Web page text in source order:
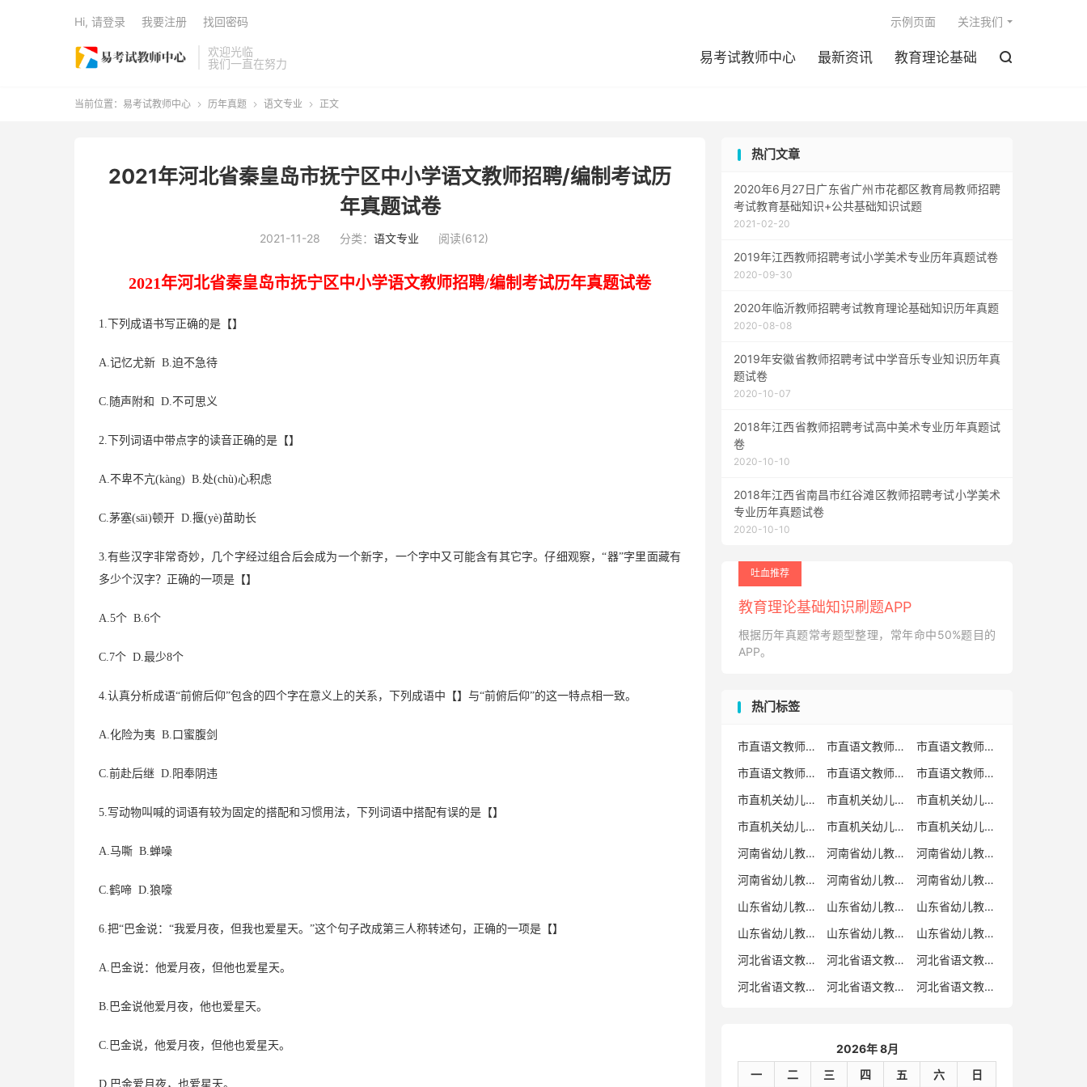
欢迎光临
我们一直在努力
易考试教师中心 最新资讯 教育理论基础 
示例页面 关注我们
Hi, 请登录 我要注册 找回密码
当前位置： 易考试教师中心  历年真题  语文专业  正文
2021年河北省秦皇岛市抚宁区中小学语文教师招聘/编制考试历
年真题试卷
2021-11-28 分类： 语文专业 阅读(612)
2021年河北省秦皇岛市抚宁区中小学语文教师招聘/编制考试历年真题试卷
1.下列成语书写正确的是【】
A.记忆尤新 B.迫不急待
C.随声附和 D.不可思义
2.下列词语中带点字的读音正确的是【】
A.不卑不亢(kàng) B.处(chù)心积虑
C.茅塞(sāi)顿开 D.揠(yè)苗助长
3.有些汉字非常奇妙，几个字经过组合后会成为一个新字，一个字中又可能含有其它字。仔细观察，“器”字里面藏有
多少个汉字？正确的一项是【】
A.5个 B.6个
C.7个 D.最少8个
4.认真分析成语“前俯后仰”包含的四个字在意义上的关系，下列成语中【】与“前俯后仰”的这一特点相一致。
A.化险为夷 B.口蜜腹剑
C.前赴后继 D.阳奉阴违
5.写动物叫喊的词语有较为固定的搭配和习惯用法，下列词语中搭配有误的是【】
A.马嘶 B.蝉噪
C.鹤啼 D.狼嚎
6.把“巴金说：“我爱月夜，但我也爱星天。”这个句子改成第三人称转述句，正确的一项是【】
A.巴金说：他爱月夜，但他也爱星天。
B.巴金说他爱月夜，他也爱星天。
C.巴金说，他爱月夜，但他也爱星天。
D.巴金爱月夜，也爱星天。
热门文章
2020年6月27日广东省广州市花都区教育局教师招聘
考试教育基础知识+公共基础知识试题
2021-02-20
2019年江西教师招聘考试小学美术专业历年真题试卷
2020-09-30
2020年临沂教师招聘考试教育理论基础知识历年真题
2020-08-08
2019年安徽省教师招聘考试中学音乐专业知识历年真
题试卷
2020-10-07
2018年江西省教师招聘考试高中美术专业历年真题试
卷
2020-10-10
2018年江西省南昌市红谷滩区教师招聘考试小学美术
专业历年真题试卷
2020-10-10
吐血推荐
教育理论基础知识刷题APP
根据历年真题常考题型整理，常年命中50%题目的
APP。
热门标签
市直语文教师招聘 市直语文教师招聘考试真题
市直语文教师招聘考试真题卷
市直语文教师编制考试真题
市直语文教师编制考试真题卷
市直语文教师考试
市直机关幼儿教师招聘
市直机关幼儿教师考试
市直机关幼儿教师招聘考试真题
市直机关幼儿教师招聘考试真题卷
市直机关幼儿教师编制考试真题卷
市直机关幼儿教师编制考试真题
河南省幼儿教师招聘
河南省幼儿教师考试
河南省幼儿教师招聘考试真题
河南省幼儿教师招聘考试真题卷
河南省幼儿教师编制考试真题
河南省幼儿教师编制考试真题卷
山东省幼儿教师招聘
山东省幼儿教师考试
山东省幼儿教师招聘考试真题
山东省幼儿教师招聘考试真题卷
山东省幼儿教师编制考试真题
山东省幼儿教师编制考试真题卷
河北省语文教师招聘
河北省语文教师招聘考试真题
河北省语文教师招聘考试真题卷
河北省语文教师编制考试真题
河北省语文教师编制考试真题卷 河北省语文教师考试
2026年 8月
一
二 三 四 五 六
日